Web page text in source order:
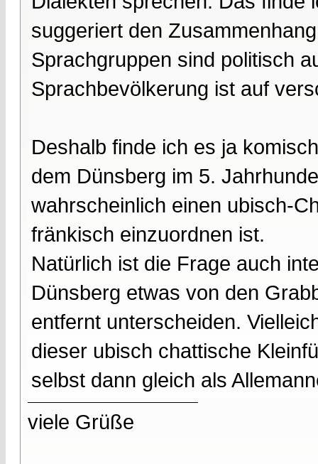
suggeriert den
Sprachgruppen sind politisch
Sprachbevölkerung ist auf
Deshalb finde ich es ja
dem Dünsberg im 5.
wahrscheinlich einen ubisch-
fränkisch einzuordnen ist.
Natürlich ist die Frage auch
Dünsberg etwas von den
entfernt unterscheiden.
dieser ubisch chattische
selbst dann gleich als
viele Grüße